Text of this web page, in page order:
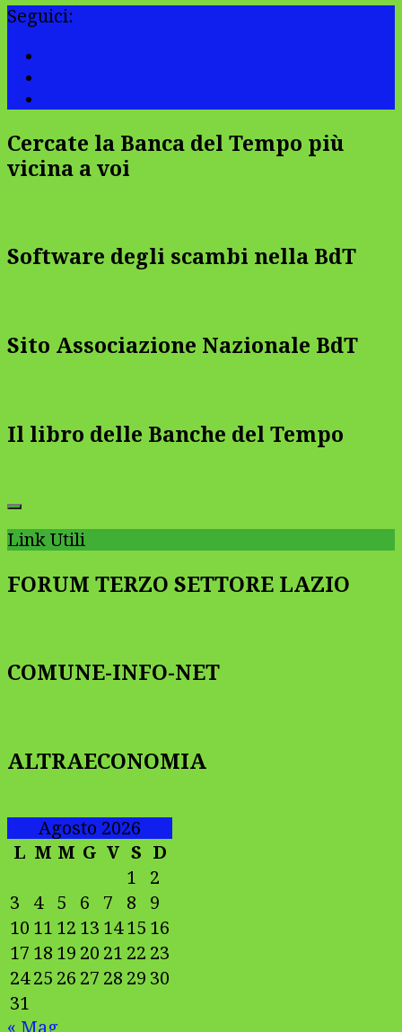
Seguici:
Cercate la Banca del Tempo più
vicina a voi
Software degli scambi nella BdT
Sito Associazione Nazionale BdT
Il libro delle Banche del Tempo
Link Utili
FORUM TERZO SETTORE LAZIO
COMUNE-INFO-NET
ALTRAECONOMIA
Agosto 2026
L M M G V S D
1
2
3
4 5 6 7 8
9
10 11 12 13 14 15 16
17 18 19 20 21 22 23
24 25 26 27 28 29 30
31
« Mag